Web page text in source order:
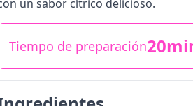
un sabor cítrico delicioso.
Tiempo de preparación